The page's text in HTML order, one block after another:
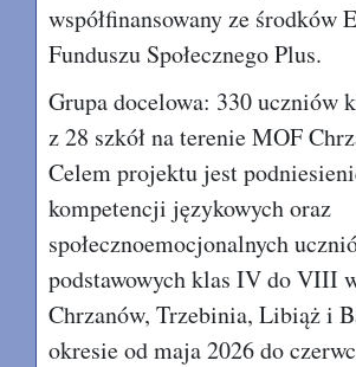
współfinansowany ze środków
Funduszu Społecznego Plus.
Grupa docelowa: 330
z 28 szkół na terenie MOF
Celem projektu jest
kompetencji językowych oraz
społecznoemocjonalnych
podstawowych klas IV do VIII
Chrzanów, Trzebinia, Libiąż i
okresie od maja 2026 do